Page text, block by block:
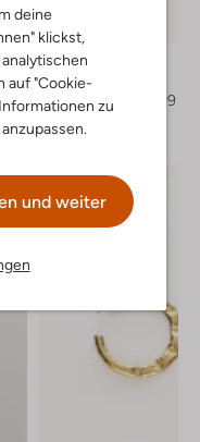
deine
klickst,
auf "Cookie-
zu
und weiter
Notre-V
Cowboystiefel
€ 229,95
€ 91,99